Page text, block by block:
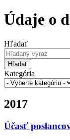
Údaje o
Hľadať
Hľadať
Kategória
2017
Účasť